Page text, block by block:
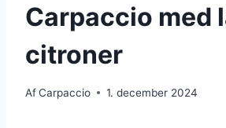
Carpaccio med
citroner
AfCarpaccio 1. december 2024